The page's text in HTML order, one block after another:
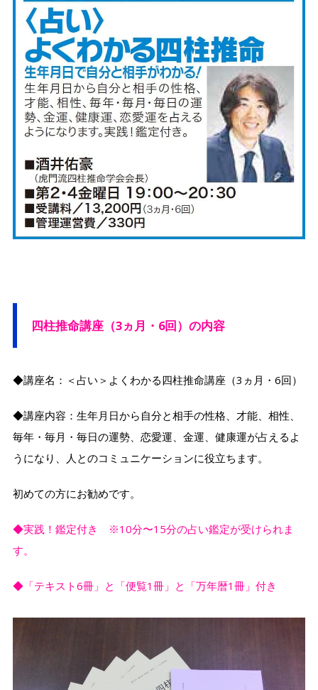
四柱推命講座（3ヵ月・6回）の内容
◆講座名：＜占い＞よくわかる四柱推命講座（3ヵ月・6回）
◆講座内容：生年月日から自分と相手の性格、才能、相性、
毎年・毎月・毎日の運勢、恋愛運、金運、健康運が占えるよ
うになり、人とのコミュニケーションに役立ちます。
初めての方にお勧めです。
◆実践！鑑定付き ※10分〜15分の占い鑑定が受けられま
す。
◆「テキスト6冊」と「便覧1冊」と「万年暦1冊」付き